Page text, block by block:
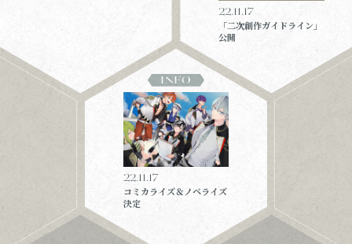
22.11.17
「二次創作ガイドライン」
公開
INFO
22.11.17
コミカライズ＆ノベライズ
決定